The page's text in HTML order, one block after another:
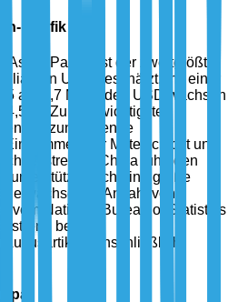
Pazifik
Asien-Pazifik ist der zweitgrößte
USD geschätzt, mit einer
auf 9,7 Milliarden USD wachsen
%. Zu den wichtigsten
die zunehmende
der Mittelschicht und
China führt den
unterstützt durch eine große
wachsende Anzahl von
vom National Bureau of Statistics
bei den
Luxusartikel, einschließlich